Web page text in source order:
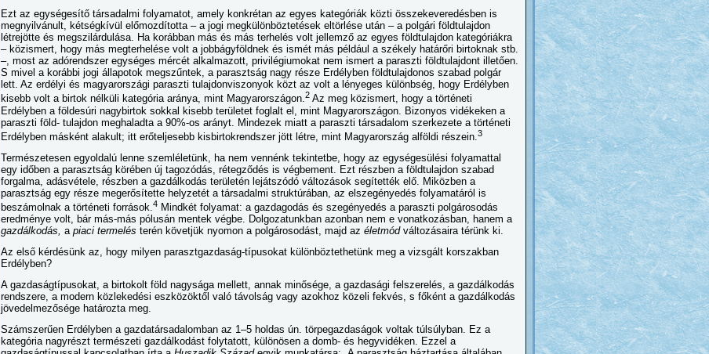
Ezt az egységesítő társadalmi folyamatot, amely konkrétan az egyes kategóriák közti összekeveredésben is
megnyilvánult, kétségkívül előmozdította – a jogi megkülönböztetések eltörlése után – a polgári földtulajdon
létrejötte és megszilárdulása. Ha korábban más és más terhelés volt jellemző az egyes földtulajdon kategóriákra
– közismert, hogy más megterhelése volt a jobbágyföldnek és ismét más például a székely határőri birtoknak stb.
–, most az adórendszer egységes mércét alkalmazott, privilégiumokat nem ismert a paraszti földtulajdont illetően.
S mivel a korábbi jogi állapotok megszűntek, a parasztság nagy része Erdélyben földtulajdonos szabad polgár
lett. Az erdélyi és magyarországi paraszti tulajdonviszonyok közt az volt a lényeges különbség, hogy Erdélyben
kisebb volt a birtok nélküli kategória aránya, mint Magyarországon.2 Az meg közismert, hogy a történeti
Erdélyben a földesúri nagybirtok sokkal kisebb területet foglalt el, mint Magyarországon. Bizonyos vidékeken a
paraszti föld- tulajdon meghaladta a 90%-os arányt. Mindezek miatt a paraszti társadalom szerkezete a történeti
Erdélyben másként alakult; itt erőteljesebb kisbirtokrendszer jött létre, mint Magyarország alföldi részein. 3
Természetesen egyoldalú lenne szemléletünk, ha nem vennénk tekintetbe, hogy az egységesülési folyamattal
egy időben a parasztság körében új tagozódás, rétegződés is végbement. Ezt részben a földtulajdon szabad
forgalma, adásvétele, részben a gazdálkodás területén lejátszódó változások segítették elő. Miközben a
parasztság egy része megerősítette helyzetét a társadalmi struktúrában, az elszegényedés folyamatáról is
beszámolnak a történeti források.4 Mindkét folyamat: a gazdagodás és szegényedés a paraszti polgárosodás
eredménye volt, bár más-más pólusán mentek végbe. Dolgozatunkban azonban nem e vonatkozásban, hanem a
gazdálkodás, a piaci termelés terén követjük nyomon a polgárosodást, majd az életmódváltozásaira térünk ki.
Az első kérdésünk az, hogy milyen parasztgazdaság-típusokat különböztethetünk meg a vizsgált korszakban
Erdélyben?
A gazdaságtípusokat, a birtokolt föld nagysága mellett, annak minősége, a gazdasági felszerelés, a gazdálkodás
rendszere, a modern közlekedési eszközöktől való távolság vagy azokhoz közeli fekvés, s főként a gazdálkodás
jövedelmezősége határozta meg.
Számszerűen Erdélyben a gazdatársadalomban az 1–5 holdas ún. törpegazdaságok voltak túlsúlyban. Ez a
kategória nagyrészt természeti gazdálkodást folytatott, különösen a domb- és hegyvidéken. Ezzel a